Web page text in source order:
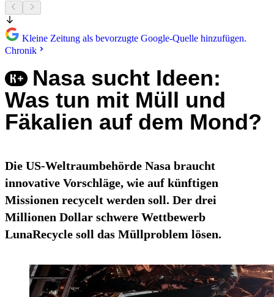
Kleine Zeitung als bevorzugte Google-Quelle hinzufügen.
Chronik
Nasa sucht Ideen:
Was tun mit Müll und
Fäkalien auf dem Mond?
Die US-Weltraumbehörde Nasa braucht
innovative Vorschläge, wie auf künftigen
Missionen recycelt werden soll. Der drei
Millionen Dollar schwere Wettbewerb
LunaRecycle soll das Müllproblem lösen.